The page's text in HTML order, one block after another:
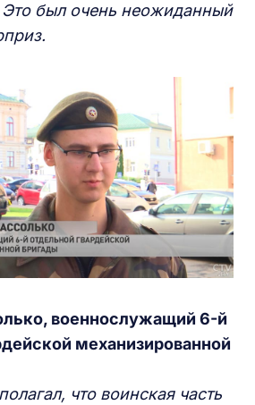
Это был очень неожиданный
военнослужащий 6-й
механизированной
что воинская часть